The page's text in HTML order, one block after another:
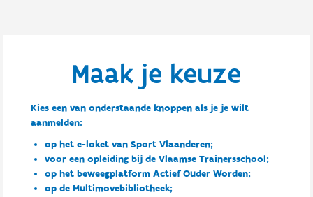
Maak je keuze
Kies een van onderstaande knoppen als je je wilt
aanmelden:
op het e-loket van Sport Vlaanderen;
voor een opleiding bij de Vlaamse Trainersschool;
op het beweegplatform Actief Ouder Worden;
op de Multimovebibliotheek;